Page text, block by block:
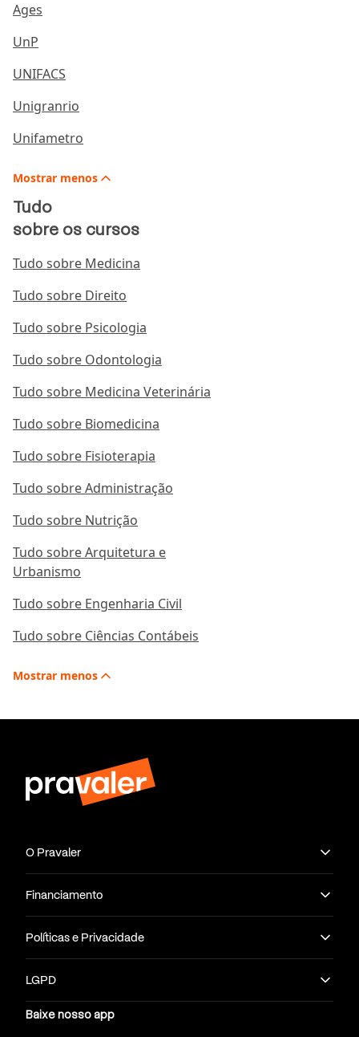
Ages
UnP
UNIFACS
Unigranrio
Unifametro
Mostrar menos
Tudo
sobre os cursos
Tudo sobre Medicina
Tudo sobre Direito
Tudo sobre Psicologia
Tudo sobre Odontologia
Tudo sobre Medicina Veterinária
Tudo sobre Biomedicina
Tudo sobre Fisioterapia
Tudo sobre Administração
Tudo sobre Nutrição
Tudo sobre Arquitetura e
Urbanismo
Tudo sobre Engenharia Civil
Tudo sobre Ciências Contábeis
Mostrar menos
O Pravaler
Financiamento
Políticas e Privacidade
LGPD
Baixe nosso app